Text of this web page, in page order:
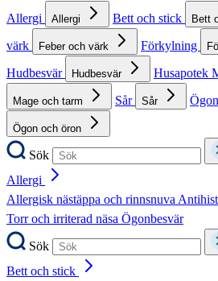
Allergi
Allergi Bett och stick Bett
värk
Feber och värk Förkylning
Hudbesvär
Hudbesvär Husapotek
Mage och tarm Sår Sår
Ögon och öron
Sök
Allergi
Allergisk nästäppa och rinnsnuva
Torr och irriterad näsa Ögonbesvär
Sök
Bett och stick